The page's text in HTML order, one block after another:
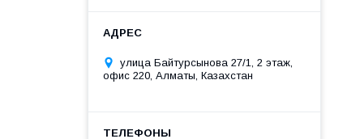
улица Байтурсынова 27/1, 2 этаж,
офис 220, Алматы, Казахстан